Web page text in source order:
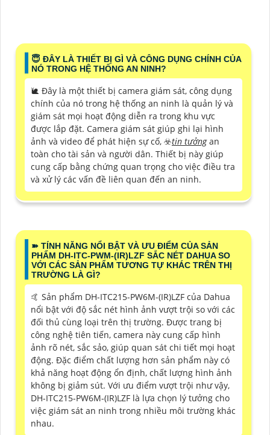
😇 ĐÂY LÀ THIẾT BỊ GÌ VÀ CÔNG DỤNG CHÍNH CỦA
NÓ TRONG HỆ THỐNG AN NINH?
🐌 Đây là một thiết bị camera giám sát, công dụng
chính của nó trong hệ thống an ninh là quản lý và
giám sát mọi hoạt động diễn ra trong khu vực
được lắp đặt. Camera giám sát giúp ghi lại hình
ảnh và video để phát hiện sự cố, ☣️tin tưởngan
toàn cho tài sản và người dân. Thiết bị này giúp
cung cấp bằng chứng quan trọng cho việc điều tra
và xử lý các vấn đề liên quan đến an ninh.
➽ TÍNH NĂNG NỔI BẬT VÀ ƯU ĐIỂM CỦA SẢN
PHẨM DH-ITC-PWM-(IR)LZF SẮC NÉT DAHUA SO
VỚI CÁC SẢN PHẨM TƯƠNG TỰ KHÁC TRÊN THỊ
TRƯỜNG LÀ GÌ?
🤙 Sản phẩm DH-ITC215-PW6M-(IR)LZF của Dahua
nổi bật với độ sắc nét hình ảnh vượt trội so với các
đối thủ cùng loại trên thị trường. Được trang bị
công nghệ tiên tiến, camera này cung cấp hình
ảnh rõ nét, sắc sảo, giúp quan sát chi tiết mọi hoạt
động. Đặc điểm chất lượng hơn sản phẩm này có
khả năng hoạt động ổn định, chất lượng hình ảnh
không bị giảm sút. Với ưu điểm vượt trội như vậy,
DH-ITC215-PW6M-(IR)LZF là lựa chọn lý tưởng cho
việc giám sát an ninh trong nhiều môi trường khác
nhau.